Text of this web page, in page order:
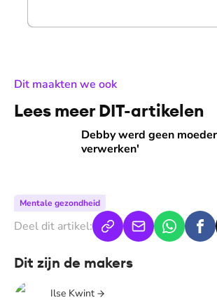
Dit maakten we ook:
Lees meer DIT-artikelen
Debby werd geen
verwerken'
Debby werd geen moeder: 'Moest
Mentale gezondheid
Deel dit artikel:
Dit zijn de makers
Ilse Kwint